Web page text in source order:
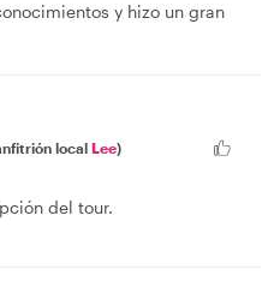
y hizo un gran
local Lee)
del tour.